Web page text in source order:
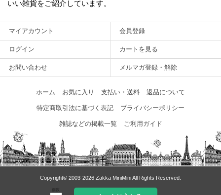
個数
いい雑貨をご紹介しています。
マイアカウント 会員登録
ログイン カートを見る
お問い合わせ メルマガ登録・解除
ホーム お気に入り 支払い・送料 返品について
特定商取引法に基づく表記 プライバシーポリシー
雑誌などの掲載一覧 ご利用ガイド
Copyright© 2003‐2026 Zakka MiniMini All Rights Reserved.